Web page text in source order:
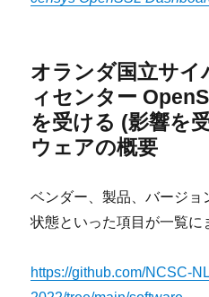
オランダ国立サイ
ィセンター
を受ける (影響を
ウェアの概要
ベンダー、製品、バージョ
状態といった項目が一覧に
https://github.com/NCSC-